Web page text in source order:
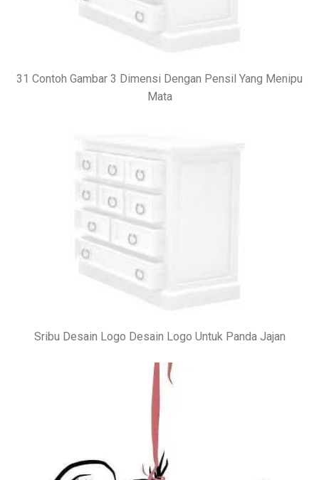
31 Contoh Gambar 3 Dimensi Dengan Pensil Yang Menipu
Mata
Sribu Desain Logo Desain Logo Untuk Panda Jajan